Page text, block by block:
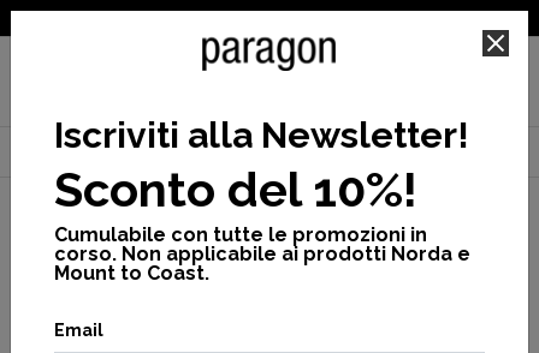
Home Ciele Cross T-shirt Women's dly t-shirt
Iscriviti alla Newsletter!
Sconto del 10%!
Cumulabile con tutte le promozioni in
corso. Non applicabile ai prodotti Norda e
Mount to Coast.
Email